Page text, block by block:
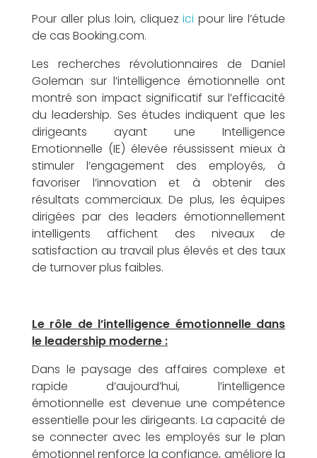
l
e
:
l
Pour aller plus loin, cliquezici pour lire l’étude
de cas Booking.com.
Les recherches révolutionnaires de Daniel
Goleman sur l’intelligence émotionnelle ont
montré son impact significatif sur l’efficacité
du leadership. Ses études indiquent que les
dirigeants ayant une Intelligence
Emotionnelle (IE) élevée réussissent mieux à
stimuler l’engagement des employés, à
favoriser l’innovation et à obtenir des
résultats commerciaux. De plus, les équipes
dirigées par des leaders émotionnellement
intelligents affichent des niveaux de
satisfaction au travail plus élevés et des taux
de turnover plus faibles.
Le rôle de l’intelligence émotionnelle dans
le leadership moderne :
Dans le paysage des affaires complexe et
rapide d’aujourd’hui, l’intelligence
émotionnelle est devenue une compétence
essentielle pour les dirigeants. La capacité de
se connecter avec les employés sur le plan
émotionnel renforce la confiance, améliore la